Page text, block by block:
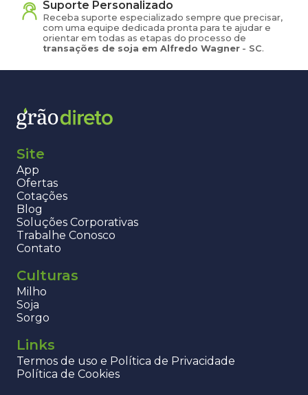
Suporte Personalizado
Receba suporte especializado sempre que precisar,
com uma equipe dedicada pronta para te ajudar e
orientar em todas as etapas do processo de
transações de soja em Alfredo Wagner - SC.
Site
App
Ofertas
Cotações
Blog
Soluções Corporativas
Trabalhe Conosco
Contato
Culturas
Milho
Soja
Sorgo
Links
Termos de uso e Política de Privacidade
Política de Cookies